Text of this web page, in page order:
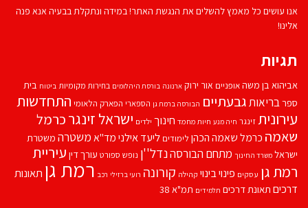
אנו עושים כל מאמץ להשלים את הנגשת האתר! במידה ונתקלת בבעיה אנא פנה
אלינו!
תגיות
אביהוא בן משהאופניים אור ירוק ארנונה בורסת היהלומים בחירות מקומיות ביטוח בית
ספרבריאותגבעתיים הבורסה ברמת גן הספארי הפארק הלאומי התחדשות
עירוניתזינגר חיה מנע חיות מחמד חינוך ילדים ישראל זינגרכרמל
שאמה כרמל שאמה הכהן לימודים ליעד אילנימד''אמשטרה משטרת
ישראל משרד החינוך מתחם הבורסהנדל''ן נופש ספורט עורך דין עיריית
רמת גן עסקים פינוי בינוי קהילה קורונה רועי ברזילי רכב רמת גן תאונות
דרכים תאונת דרכים תלמידים תמ"א 38